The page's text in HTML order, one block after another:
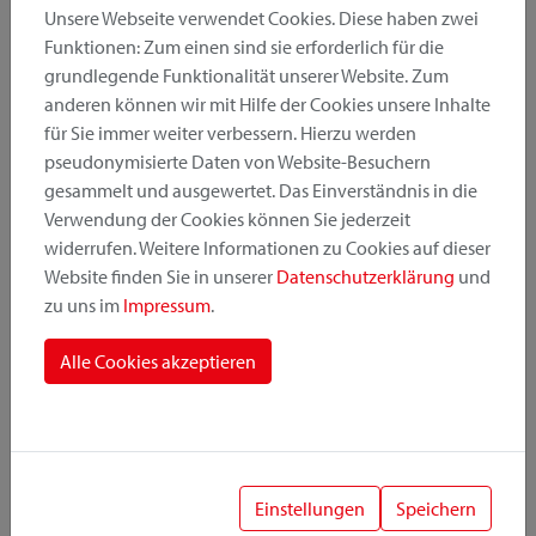
Produktkategorie
Montageposition
Befestigungssystem
Unsere Webseite verwendet Cookies. Diese haben zwei
Funktionen: Zum einen sind sie erforderlich für die
grundlegende Funktionalität unserer Website. Zum
anderen können wir mit Hilfe der Cookies unsere Inhalte
für Sie immer weiter verbessern. Hierzu werden
pseudonymisierte Daten von Website-Besuchern
gesammelt und ausgewertet. Das Einverständnis in die
Verwendung der Cookies können Sie jederzeit
widerrufen. Weitere Informationen zu Cookies auf dieser
Website finden Sie in unserer Datenschutzerklärung und
zu uns im Impressum.
Alle Cookies akzeptieren
Einstellungen Speichern